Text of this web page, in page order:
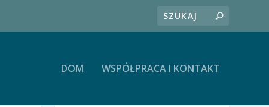
DOM WSPÓŁPRACA I KONTAKT